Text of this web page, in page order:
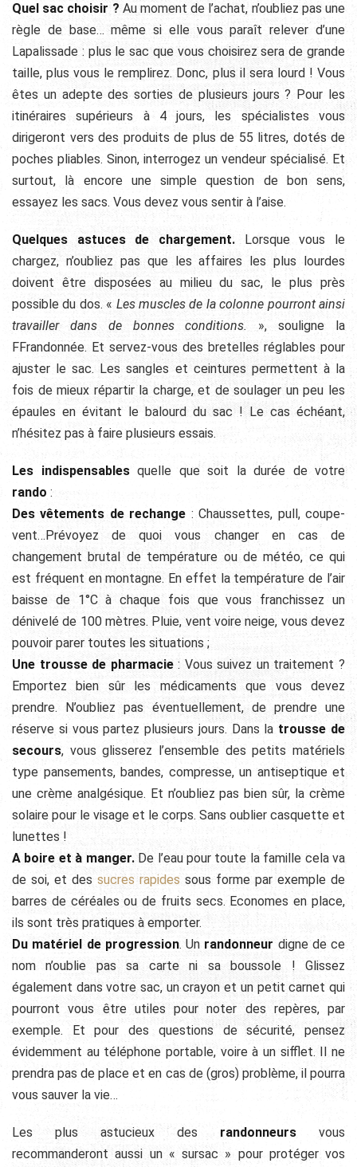
Quel sac choisir ? Au moment de l’achat, n’oubliez pas une
règle de base… même si elle vous paraît relever d’une
Lapalissade : plus le sac que vous choisirez sera de grande
taille, plus vous le remplirez. Donc, plus il sera lourd ! Vous
êtes un adepte des sorties de plusieurs jours ? Pour les
itinéraires supérieurs à 4 jours, les spécialistes vous
dirigeront vers des produits de plus de 55 litres, dotés de
poches pliables. Sinon, interrogez un vendeur spécialisé. Et
surtout, là encore une simple question de bon sens,
essayez les sacs. Vous devez vous sentir à l’aise.
Quelques astuces de chargement. Lorsque vous le
chargez, n’oubliez pas que les affaires les plus lourdes
doivent être disposées au milieu du sac, le plus près
possible du dos. « Les muscles de la colonne pourront ainsi
travailler dans de bonnes conditions.
», souligne la
FFrandonnée. Et servez-vous des bretelles réglables pour
ajuster le sac. Les sangles et ceintures permettent à la
fois de mieux répartir la charge, et de soulager un peu les
épaules en évitant le balourd du sac ! Le cas échéant,
n’hésitez pas à faire plusieurs essais.
Les indispensablesquelle que soit la durée de votre
rando :
Des vêtements de rechange : Chaussettes, pull, coupe-
vent…Prévoyez de quoi vous changer en cas de
changement brutal de température ou de météo, ce qui
est fréquent en montagne. En effet la température de l’air
baisse de 1°C à chaque fois que vous franchissez un
dénivelé de 100 mètres. Pluie, vent voire neige, vous devez
pouvoir parer toutes les situations ;
Une trousse de pharmacie: Vous suivez un traitement ?
Emportez bien sûr les médicaments que vous devez
prendre. N’oubliez pas éventuellement, de prendre une
réserve si vous partez plusieurs jours. Dans la trousse de
secours, vous glisserez l’ensemble des petits matériels
type pansements, bandes, compresse, un antiseptique et
une crème analgésique. Et n’oubliez pas bien sûr, la crème
solaire pour le visage et le corps. Sans oublier casquette et
lunettes !
A boire et à manger.De l’eau pour toute la famille cela va
de soi, et des sucres rapides sous forme par exemple de
barres de céréales ou de fruits secs. Economes en place,
ils sont très pratiques à emporter.
Du matériel de progression. Un randonneur digne de ce
nom n’oublie pas sa carte ni sa boussole ! Glissez
également dans votre sac, un crayon et un petit carnet qui
pourront vous être utiles pour noter des repères, par
exemple. Et pour des questions de sécurité, pensez
évidemment au téléphone portable, voire à un sifflet. Il ne
prendra pas de place et en cas de (gros) problème, il pourra
vous sauver la vie…
Les plus astucieux des randonneurs vous
recommanderont aussi un « sursac » pour protéger vos